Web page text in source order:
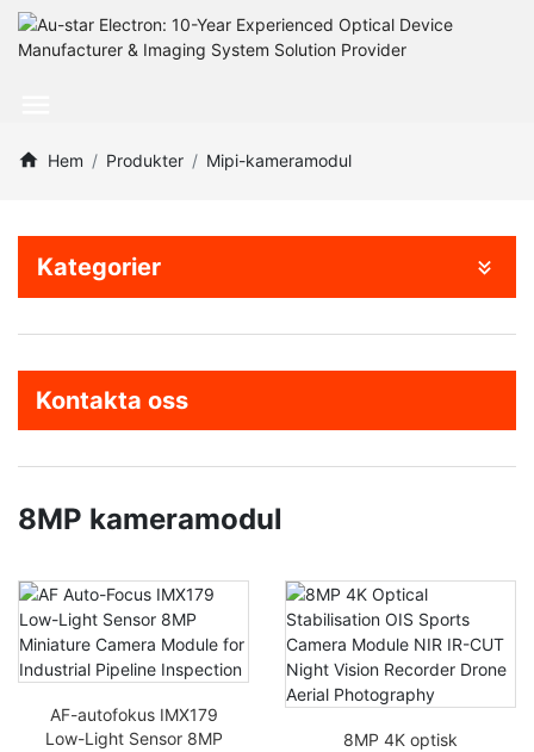
Hem Produkter Mipi-kameramodul
Kategorier
Kontakta oss
8MP kameramodul
AF-autofokus IMX179
Low-Light Sensor 8MP
8MP 4K optisk